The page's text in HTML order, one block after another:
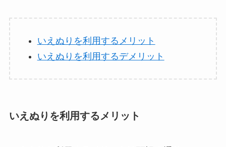
いえぬりを利用するメリット
いえぬりを利用するデメリット
いえぬりを利用するメリット